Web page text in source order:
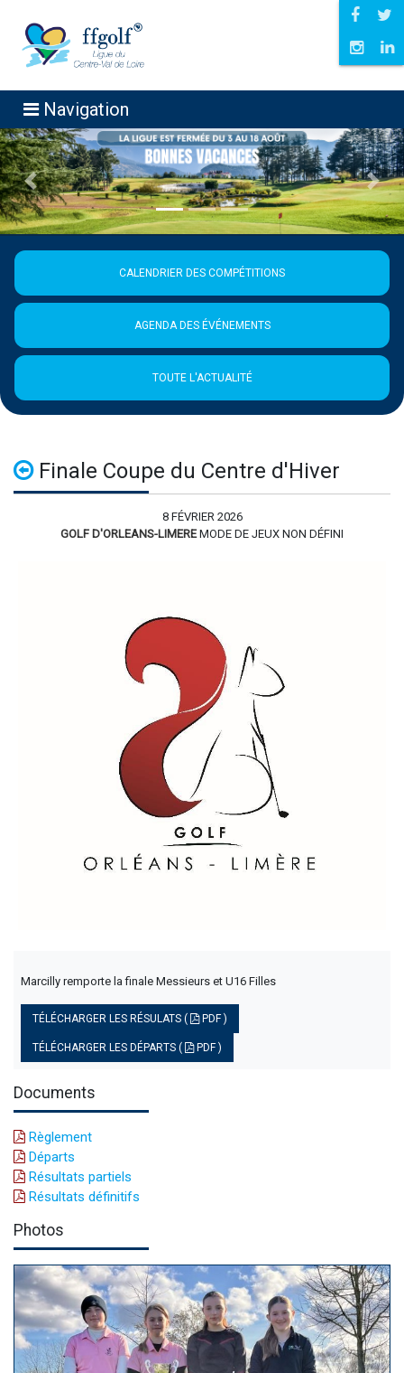
Navigation
Précédent
CALENDRIER DES COMPÉTITIONS
AGENDA DES ÉVÉNEMENTS
TOUTE L'ACTUALITÉ
Finale Coupe du Centre d'Hiver
8 FÉVRIER 2026
GOLF D'ORLEANS-LIMERE MODE DE JEUX NON DÉFINI
Marcilly remporte la finale Messieurs et U16 Filles
TÉLÉCHARGER LES RÉSULATS ( PDF )
TÉLÉCHARGER LES DÉPARTS ( PDF )
Documents
Règlement
Départs
Résultats partiels
Résultats définitifs
Photos